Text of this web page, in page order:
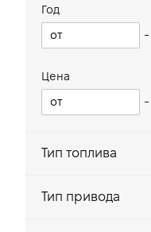
Outback
Crosstrek
Forester SHEV
Год
-
Цена
-
Тип топлива
Тип привода